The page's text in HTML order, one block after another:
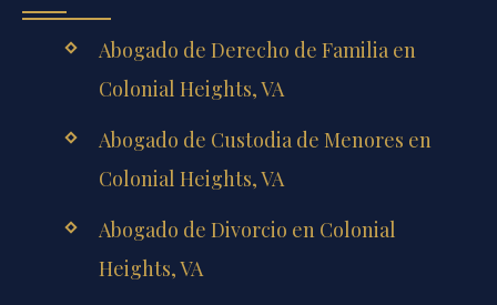
Abogado de Derecho de Familia en
Colonial Heights, VA
Abogado de Custodia de Menores en
Colonial Heights, VA
Abogado de Divorcio en Colonial
Heights, VA